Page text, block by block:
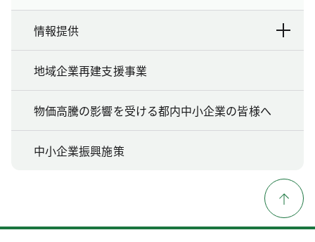
情報提供
地域企業再建支援事業
物価高騰の影響を受ける都内中小企業の皆様へ
中小企業振興施策